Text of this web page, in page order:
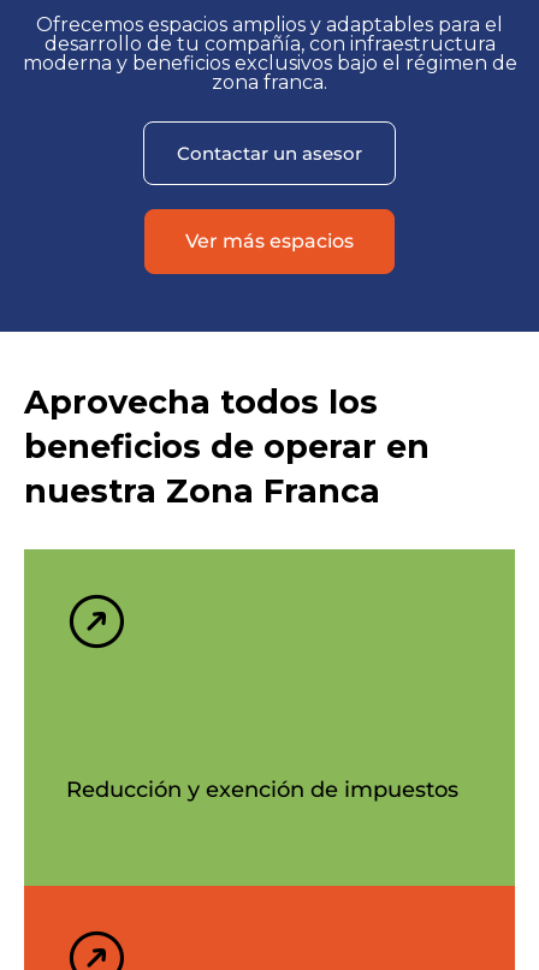
Ofrecemos espacios amplios y adaptables para el
desarrollo de tu compañía, con infraestructura
moderna y beneficios exclusivos bajo el régimen de
zona franca.
Contactar un asesor
Ver más espacios
Aprovecha todos los
beneficios de operar en
nuestra Zona Franca
Reducción y exención de impuestos